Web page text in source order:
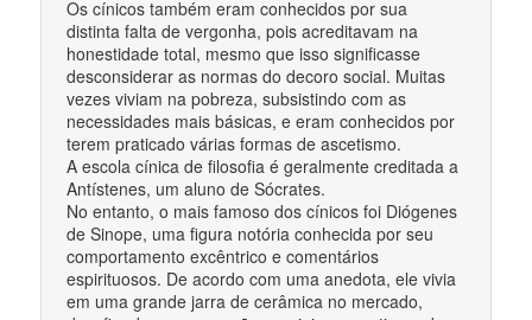
Os cínicos também eram conhecidos por sua
distinta falta de vergonha, pois acreditavam na
honestidade total, mesmo que isso significasse
desconsiderar as normas do decoro social. Muitas
vezes viviam na pobreza, subsistindo com as
necessidades mais básicas, e eram conhecidos por
terem praticado várias formas de ascetismo.
A escola cínica de filosofia é geralmente creditada a
Antístenes, um aluno de Sócrates.
No entanto, o mais famoso dos cínicos foi Diógenes
de Sinope, uma figura notória conhecida por seu
comportamento excêntrico e comentários
espirituosos. De acordo com uma anedota, ele vivia
em uma grande jarra de cerâmica no mercado,